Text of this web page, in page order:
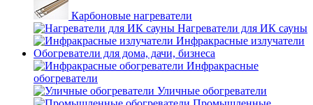
Карбоновые нагреватели
Нагреватели для ИК сауны
Инфракрасные излучатели
Обогреватели для дома, дачи, бизнеса
Инфракрасные
обогреватели
Уличные обогреватели